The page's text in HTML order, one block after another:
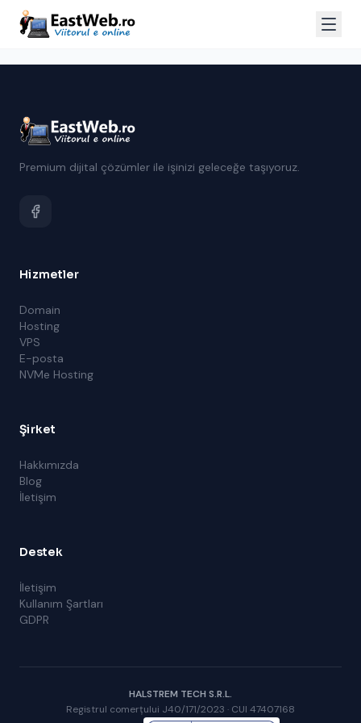
Premium dijital çözümler ile işinizi geleceğe taşıyoruz.
Hizmetler
Domain
Hosting
VPS
E-posta
NVMe Hosting
Şirket
Hakkımızda
Blog
İletişim
Destek
İletişim
Kullanım Şartları
GDPR
HALSTREM TECH S.R.L.
Registrul comerțului J40/171/2023 · CUI 47407168